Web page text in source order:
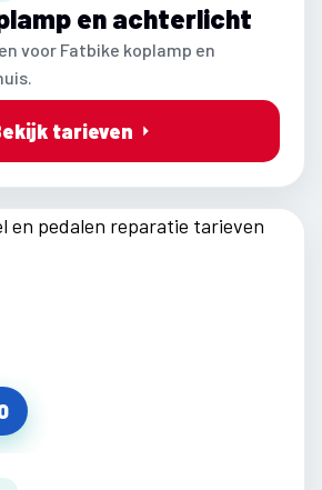
en achterlicht
voor Fatbike koplamp en
tarieven